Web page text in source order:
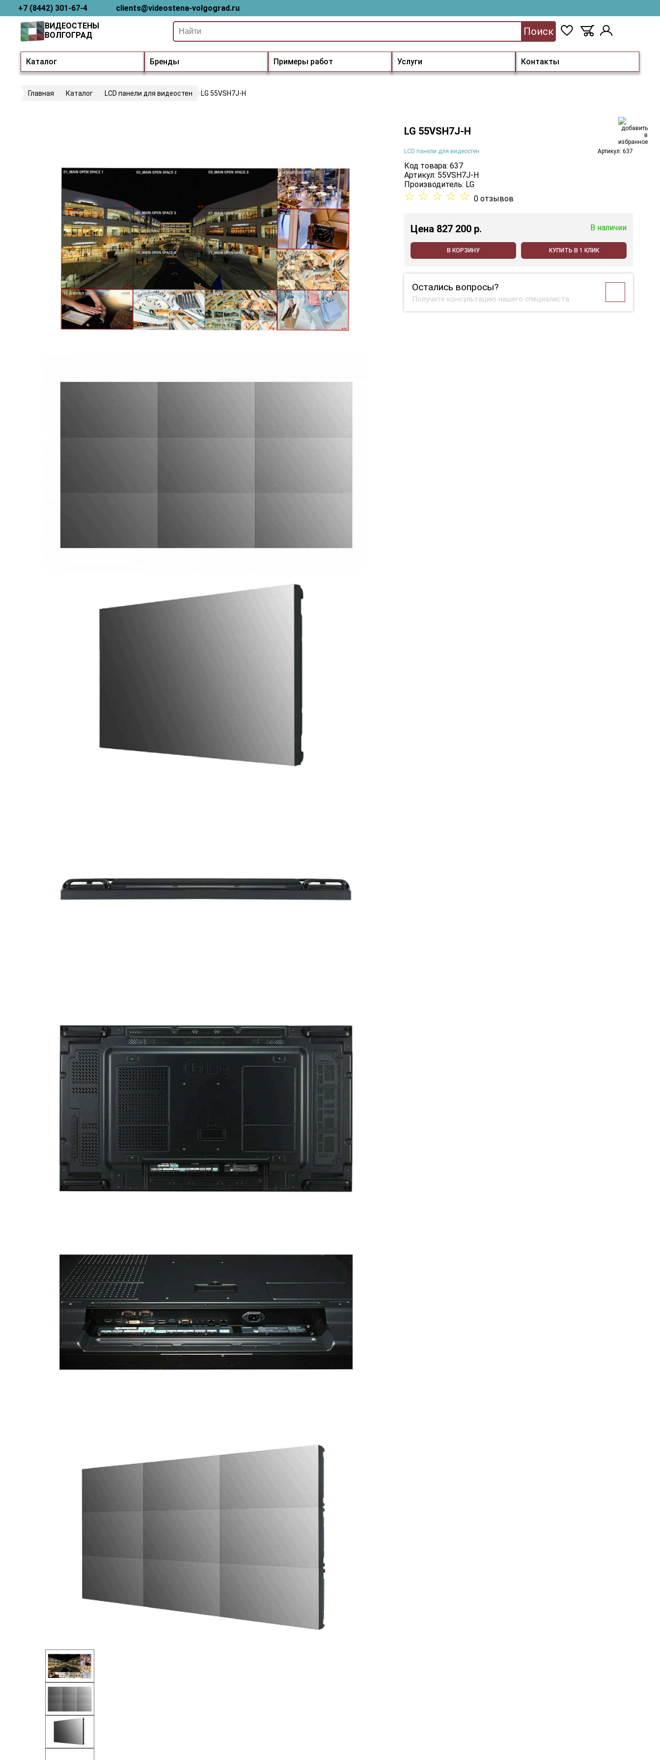
+7 (8442) 301-67-4 clients@videostena-volgograd.ru
Каталог Бренды Примеры работ Услуги Контакты
ВИДЕОСТЕНЫ
ВОЛГОГРАД
Поиск
Главная Каталог LCD панели для видеостен LG 55VSH7J-H
LG 55VSH7J-H
LCD панели для видеостен Артикул: 637
Код товара: 637
Артикул: 55VSH7J-H
Производитель: LG
☆ ☆ ☆ ☆ ☆ 0 отзывов
Цена 827 200 p. В наличии
В КОРЗИНУ КУПИТЬ В 1 КЛИК
Остались вопросы?
Получите консультацию нашего специалиста